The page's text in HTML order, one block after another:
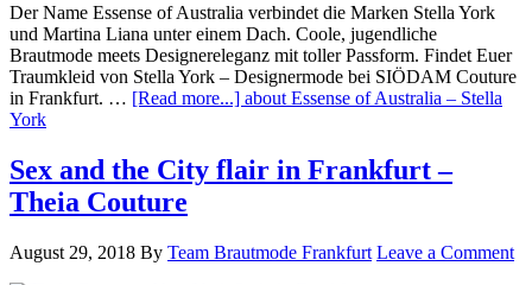
Der Name Essense of Australia verbindet die Marken Stella York
und Martina Liana unter einem Dach. Coole, jugendliche
Brautmode meets Designereleganz mit toller Passform. Findet Euer
Traumkleid von Stella York – Designermode bei SIÖDAM Couture
in Frankfurt. … [Read more...] about Essense of Australia – Stella
York
Sex and the City flair in Frankfurt –
Theia Couture
August 29, 2018 By Team Brautmode Frankfurt Leave a Comment